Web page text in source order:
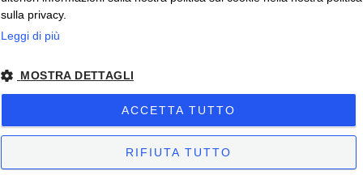
Copyright © 2026. All Rights Reserved.
– Condizioni di Vendita
– Condizioni di Vendita Business-
sulla privacy.
Leggi di più
MOSTRA DETTAGLI
ACCETTA TUTTO
RIFIUTA TUTTO